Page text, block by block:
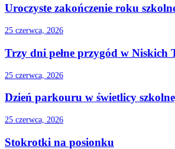
Uroczyste zakończenie roku
25 czerwca, 2026
Trzy dni pełne przygód w Niskich
25 czerwca, 2026
Dzień parkouru w świetlicy
25 czerwca, 2026
Stokrotki na posionku